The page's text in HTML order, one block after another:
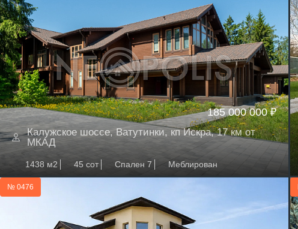
185 000 000 ₽
Калужское шоссе, Ватутинки, кп Искра, 17 км от
МКАД
1438 м2 45 сот Спален 7 Меблирован
№ 0476